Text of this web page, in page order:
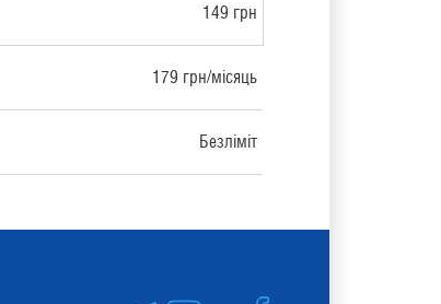
149 грн
179 грн/місяць
Безліміт